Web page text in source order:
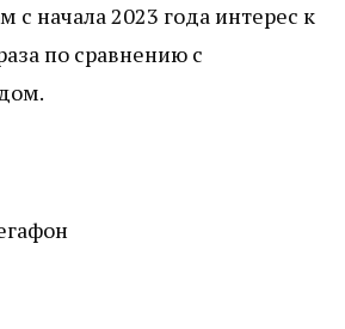
с начала 2023 года интерес к
по сравнению с